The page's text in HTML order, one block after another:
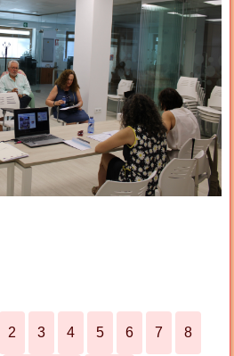
2 3 4 5 6 7 8